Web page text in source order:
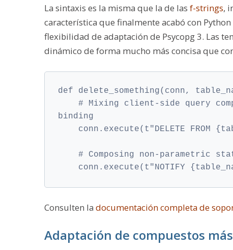
La sintaxis es la misma que la de las f-strings,
característica que finalmente acabó con
flexibilidad de adaptación de Psycopg 3. Las
dinámico de forma mucho más concisa que
def delete_something(conn,
# Mixing client-side query
binding
conn.execute(t"DELETE FROM
# Composing non-parametric
conn.execute(t"NOTIFY
Consulten la documentación completa de
Adaptación de compuestos